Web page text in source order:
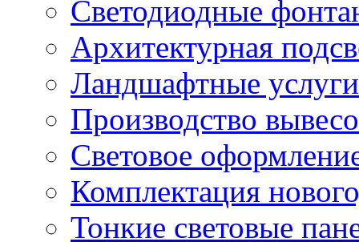
Светодиодные
Архитектурная
Ландшафтные
Производство
Световое
Комплектация
Тонкие световые